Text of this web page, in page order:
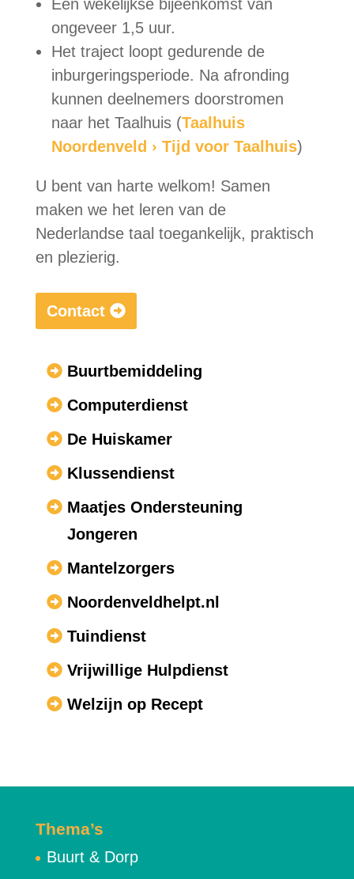
Een wekelijkse bijeenkomst van
ongeveer 1,5 uur.
Het traject loopt gedurende de
inburgeringsperiode. Na afronding
kunnen deelnemers doorstromen
naar het Taalhuis (Taalhuis
Noordenveld › Tijd voor Taalhuis)
U bent van harte welkom! Samen
maken we het leren van de
Nederlandse taal toegankelijk, praktisch
en plezierig.
Contact
Buurtbemiddeling
Computerdienst
De Huiskamer
Klussendienst
Maatjes Ondersteuning
Jongeren
Mantelzorgers
Noordenveldhelpt.nl
Tuindienst
Vrijwillige Hulpdienst
Welzijn op Recept
Thema’s
Buurt & Dorp